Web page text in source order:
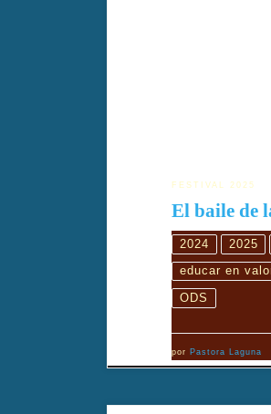
FESTIVAL 2025
El baile de
2024 2025
educar en
ODS
porPastora Laguna